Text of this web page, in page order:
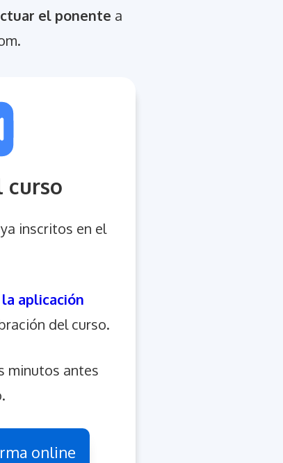
el ponente a
curso
inscritos en el
aplicación
del curso.
minutos antes
online